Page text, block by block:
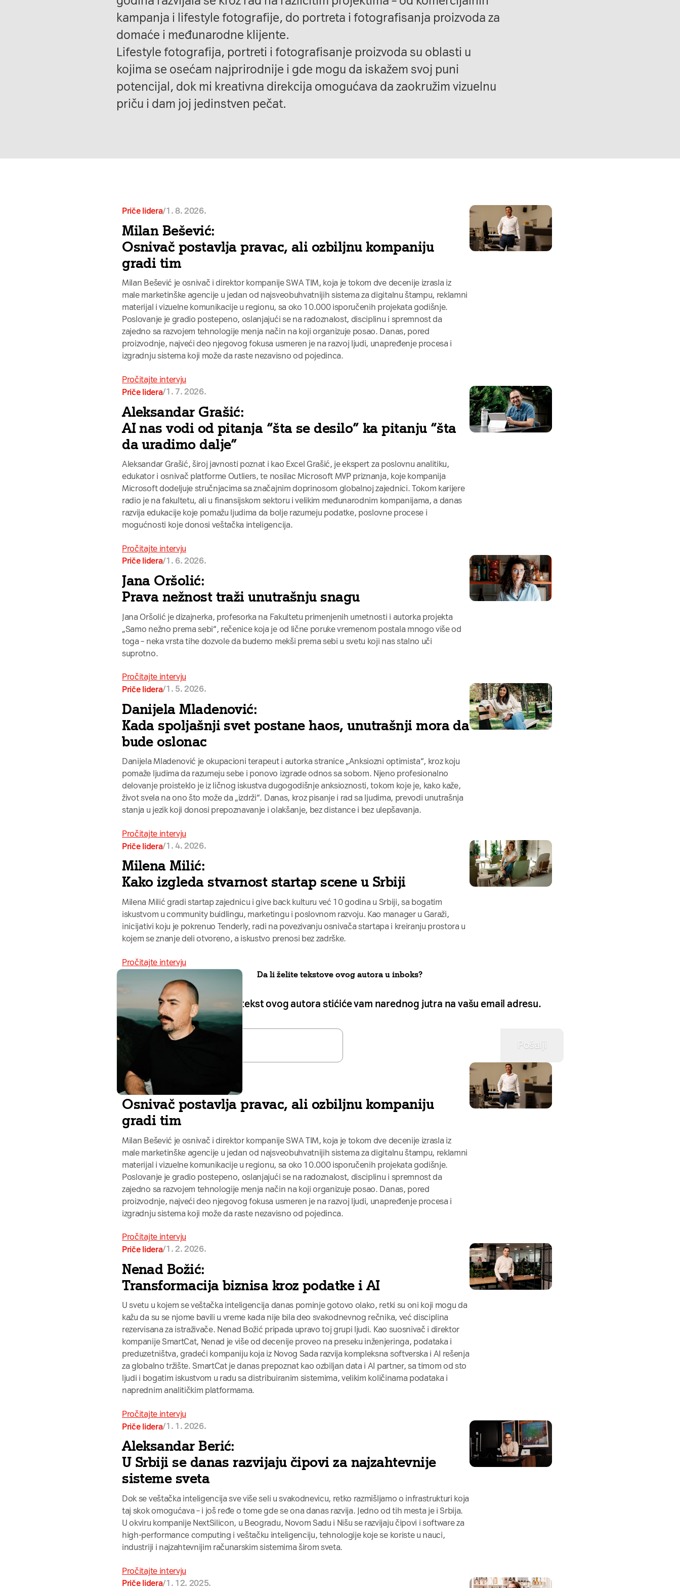
kampanja i lifestyle fotografije, do portreta i fotografisanja proizvoda za
domaće i međunarodne klijente.
Lifestyle fotografija, portreti i fotografisanje proizvoda su oblasti u
kojima se osećam najprirodnije i gde mogu da iskažem svoj puni
potencijal, dok mi kreativna direkcija omogućava da zaokružim vizuelnu
priču i dam joj jedinstven pečat.
Priče lidera/1. 8. 2026.
Milan Bešević:
Osnivač postavlja pravac, ali ozbiljnu kompaniju
gradi tim
Milan Bešević je osnivač i direktor kompanije SWA TIM, koja je tokom dve decenije izrasla iz
male marketinške agencije u jedan od najsveobuhvatnijih sistema za digitalnu štampu, reklamni
materijal i vizuelne komunikacije u regionu, sa oko 10.000 isporučenih projekata godišnje.
Poslovanje je gradio postepeno, oslanjajući se na radoznalost, disciplinu i spremnost da
zajedno sa razvojem tehnologije menja način na koji organizuje posao. Danas, pored
proizvodnje, najveći deo njegovog fokusa usmeren je na razvoj ljudi, unapređenje procesa i
izgradnju sistema koji može da raste nezavisno od pojedinca.
Pročitajte intervju
Priče lidera/1. 7. 2026.
Aleksandar Grašić:
AI nas vodi od pitanja “šta se desilo” ka pitanju “šta
da uradimo dalje”
Aleksandar Grašić, široj javnosti poznat i kao Excel Grašić, je ekspert za poslovnu analitiku,
edukator i osnivač platforme Outliers, te nosilac Microsoft MVP priznanja, koje kompanija
Microsoft dodeljuje stručnjacima sa značajnim doprinosom globalnoj zajednici. Tokom karijere
radio je na fakultetu, ali u finansijskom sektoru i velikim međunarodnim kompanijama, a danas
razvija edukacije koje pomažu ljudima da bolje razumeju podatke, poslovne procese i
mogućnosti koje donosi veštačka inteligencija.
Pročitajte intervju
Priče lidera/1. 6. 2026.
Jana Oršolić:
Prava nežnost traži unutrašnju snagu
Jana Oršolić je dizajnerka, profesorka na Fakultetu primenjenih umetnosti i autorka projekta
„Samo nežno prema sebi“, rečenice koja je od lične poruke vremenom postala mnogo više od
toga – neka vrsta tihe dozvole da budemo mekši prema sebi u svetu koji nas stalno uči
suprotno.
Pročitajte intervju
Priče lidera/1. 5. 2026.
Danijela Mladenović:
Kada spoljašnji svet postane haos, unutrašnji mora da
bude oslonac
Danijela Mladenović je okupacioni terapeut i autorka stranice „Anksiozni optimista“, kroz koju
pomaže ljudima da razumeju sebe i ponovo izgrade odnos sa sobom. Njeno profesionalno
delovanje proisteklo je iz ličnog iskustva dugogodišnje anksioznosti, tokom koje je, kako kaže,
život svela na ono što može da „izdrži“. Danas, kroz pisanje i rad sa ljudima, prevodi unutrašnja
stanja u jezik koji donosi prepoznavanje i olakšanje, bez distance i bez ulepšavanja.
Pročitajte intervju
Priče lidera/1. 4. 2026.
Milena Milić:
Kako izgleda stvarnost startap scene u Srbiji
Milena Milić gradi startap zajednicu i give back kulturu već 10 godina u Srbiji, sa bogatim
iskustvom u community buidlingu, marketingu i poslovnom razvoju. Kao manager u Garaži,
inicijativi koju je pokrenuo Tenderly, radi na povezivanju osnivača startapa i kreiranju prostora u
kojem se znanje deli otvoreno, a iskustvo prenosi bez zadrške.
Pročitajte intervju
Da li želite tekstove ovog autora u inboks?
Prijavite se i svaki novi tekst ovog autora stićiće vam narednog jutra na vašu email adresu.
Priče lidera
Milan Bešević:
Osnivač postavlja pravac, ali ozbiljnu kompaniju
gradi tim
Milan Bešević je osnivač i direktor kompanije SWA TIM, koja je tokom dve decenije izrasla iz
male marketinške agencije u jedan od najsveobuhvatnijih sistema za digitalnu štampu, reklamni
materijal i vizuelne komunikacije u regionu, sa oko 10.000 isporučenih projekata godišnje.
Poslovanje je gradio postepeno, oslanjajući se na radoznalost, disciplinu i spremnost da
zajedno sa razvojem tehnologije menja način na koji organizuje posao. Danas, pored
proizvodnje, najveći deo njegovog fokusa usmeren je na razvoj ljudi, unapređenje procesa i
izgradnju sistema koji može da raste nezavisno od pojedinca.
Pročitajte intervju
Priče lidera/1. 2. 2026.
Nenad Božić:
Transformacija biznisa kroz podatke i AI
U svetu u kojem se veštačka inteligencija danas pominje gotovo olako, retki su oni koji mogu da
kažu da su se njome bavili u vreme kada nije bila deo svakodnevnog rečnika, već disciplina
rezervisana za istraživače. Nenad Božić pripada upravo toj grupi ljudi. Kao suosnivač i direktor
kompanije SmartCat, Nenad je više od decenije proveo na preseku inženjeringa, podataka i
preduzetništva, gradeći kompaniju koja iz Novog Sada razvija kompleksna softverska i AI rešenja
za globalno tržište. SmartCat je danas prepoznat kao ozbiljan data i AI partner, sa timom od sto
ljudi i bogatim iskustvom u radu sa distribuiranim sistemima, velikim količinama podataka i
naprednim analitičkim platformama.
Pročitajte intervju
Priče lidera/1. 1. 2026.
Aleksandar Berić:
U Srbiji se danas razvijaju čipovi za najzahtevnije
sisteme sveta
Dok se veštačka inteligencija sve više seli u svakodnevicu, retko razmišljamo o infrastrukturi koja
taj skok omogućava – i još ređe o tome gde se ona danas razvija. Jedno od tih mesta je i Srbija.
U okviru kompanije NextSilicon, u Beogradu, Novom Sadu i Nišu se razvijaju čipovi i software za
high-performance computing i veštačku inteligenciju, tehnologije koje se koriste u nauci,
industriji i najzahtevnijim računarskim sistemima širom sveta.
Pročitajte intervju
Priče lidera/1. 12. 2025.